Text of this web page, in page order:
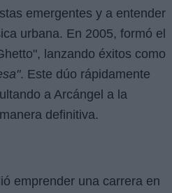
emergentes y a entender
urbana. En 2005, formó el
lanzando éxitos como
. Este dúo rápidamente
a Arcángel a la
definitiva.
emprender una carrera en